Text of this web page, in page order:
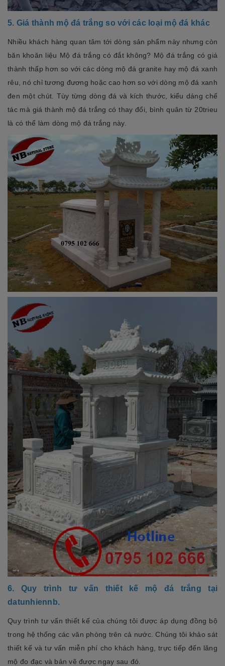
5. Giá thành mộ đá trắng so với các loại mộ đá khác
Nhiều khách hàng quan tâm tới dòng sản phẩm này nhưng còn
băn khoăn liệu Mộ đá trắng có đắt không? Mộ đá trắng có giá
thành thấp hơn so với các dòng mộ đá granite hay mộ đá xanh
rêu, nó chỉ tương đương hoặc cao hơn so với dòng mộ đá xanh
đen một chút. Tùy từng dòng đá và kích thước, kiểu dáng chế
tác mà giá thành mộ đá trắng có thay đổi, bình quân từ 20trieu
là có thể làm dòng mộ đá trắng này.
6. Quy trình tư vấn thiết kế mộ đá trắng tại
datunhiennb.
Quy trình tư vấn thiết kế của chúng tôi được áp dụng đồng bộ
trong hệ thống các văn phòng trên cả nước. Chúng tôi khảo sát
thiết kế và tư vấn miễn phí cho khách hàng, trực tiếp đến lăng
mộ đo đạc và bản vẽ được ngay sau đó.